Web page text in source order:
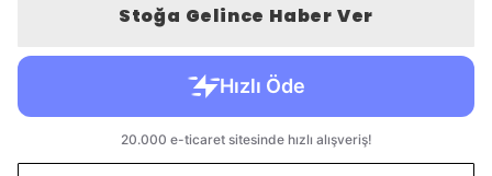
Stoğa Gelince Haber Ver